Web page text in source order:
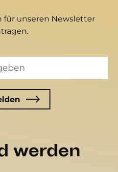
für unseren Newsletter
werden